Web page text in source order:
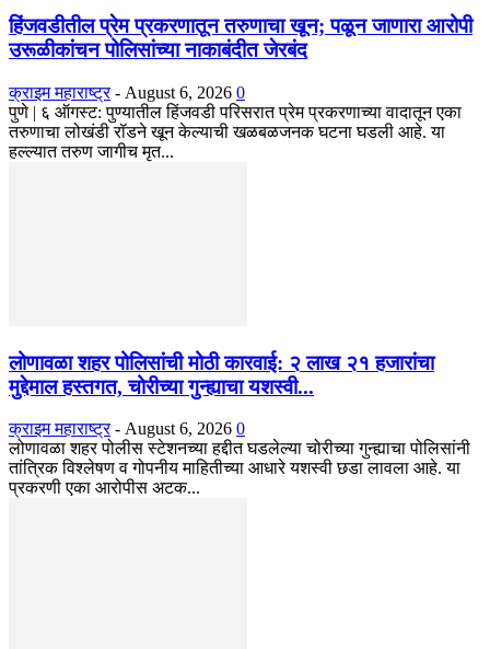
हिंजवडीतील प्रेम प्रकरणातून तरुणाचा खून; पळून जाणारा आरोपी
उरूळीकांचन पोलिसांच्या नाकाबंदीत जेरबंद
क्राइम महाराष्ट्र - August 6, 2026 0
​पुणे | ६ ऑगस्ट: पुण्यातील हिंजवडी परिसरात प्रेम प्रकरणाच्या वादातून एका
तरुणाचा लोखंडी रॉडने खून केल्याची खळबळजनक घटना घडली आहे. या
हल्ल्यात तरुण जागीच मृत...
लोणावळा शहर पोलिसांची मोठी कारवाई: २ लाख २१ हजारांचा
मुद्देमाल हस्तगत, चोरीच्या गुन्ह्याचा यशस्वी...
क्राइम महाराष्ट्र - August 6, 2026 0
​लोणावळा शहर पोलीस स्टेशनच्या हद्दीत घडलेल्या चोरीच्या गुन्ह्याचा पोलिसांनी
तांत्रिक विश्लेषण व गोपनीय माहितीच्या आधारे यशस्वी छडा लावला आहे. या
प्रकरणी एका आरोपीस अटक...